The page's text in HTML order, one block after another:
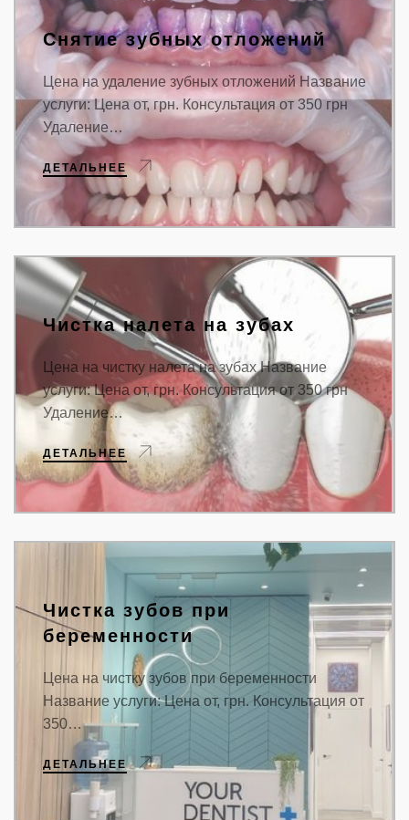
Снятие зубных отложений
Цена на удаление зубных отложений Название
услуги: Цена от, грн. Консультация от 350 грн
Удаление…
ДЕТАЛЬНЕЕ
Чистка налета на зубах
Цена на чистку налета на зубах Название
услуги: Цена от, грн. Консультация от 350 грн
Удаление…
ДЕТАЛЬНЕЕ
Чистка зубов при
беременности
Цена на чистку зубов при беременности
Название услуги: Цена от, грн. Консультация от
350…
ДЕТАЛЬНЕЕ